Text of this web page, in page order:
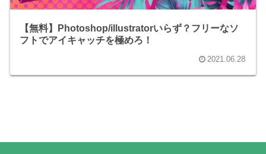
【無料】Photoshop/illustratorいらず？フリーなソ
フトでアイキャッチを極めろ！
2021.06.28